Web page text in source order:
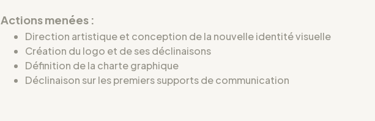
Actions menées :
Direction artistique et conception de la nouvelle identité visuelle
Création du logo et de ses déclinaisons
Définition de la charte graphique
Déclinaison sur les premiers supports de communication